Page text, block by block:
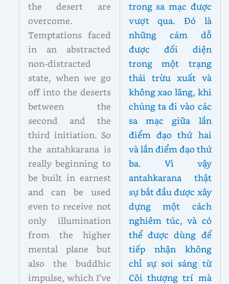
the desert are
overcome.
Temptations faced
in an abstracted
non-distracted
state, when we go
off into the deserts
between the
second and the
third initiation. So
the antahkarana is
really beginning to
be built in earnest
and can be used
even to receive not
only illumination
from the higher
mental plane but
also the buddhic
impulse, which I’ve
trong sa mạc được
vượt qua. Đó là
những cám dỗ
được đối diện
trong một trạng
thái trừu xuất và
không xao lãng, khi
chúng ta đi vào các
sa mạc giữa lần
điểm đạo thứ hai
và lần điểm đạo thứ
ba. Vì vậy
antahkarana thật
sự bắt đầu được xây
dựng một cách
nghiêm túc, và có
thể được dùng để
tiếp nhận không
chỉ sự soi sáng từ
Cõi thượng trí mà